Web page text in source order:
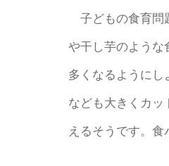
子どもの食育問
や干し芋のような
多くなるようにし
なども大きくカッ
えるそうです。食